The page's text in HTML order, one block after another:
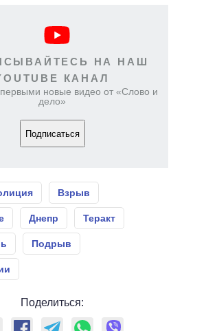
НА НАШ
КАНАЛ
новые видео от «Слово и
дело»
Подписаться
Взрыв
Днепр Теракт
Подрыв
Поделиться: